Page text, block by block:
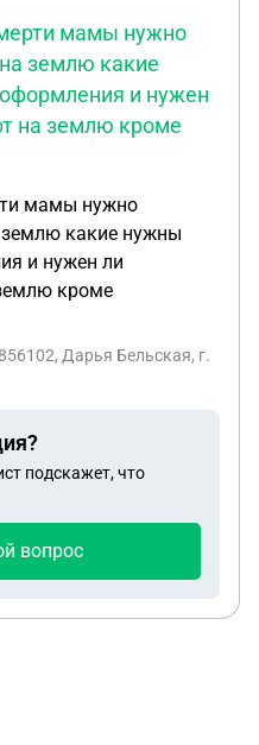
мамы нужно
землю какие
и нужен
на землю кроме
мамы нужно
землю какие нужны
и нужен ли
кроме
Дарья Бельская, г.
подскажет, что
вопрос